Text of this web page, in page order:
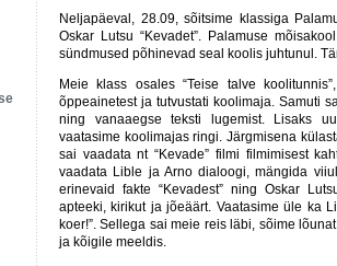
Neljapäeval, 28.09, sõitsime klassiga
Oskar Lutsu “Kevadet”. Palamuse
sündmused põhinevad seal koolis juhtunul.
Meie klass osales “Teise talve
õppeainetest ja tutvustati koolimaja. Samuti
ning vanaaegse teksti lugemist. Lisaks
vaatasime koolimajas ringi. Järgmisena
sai vaadata nt “Kevade” filmi filmimisest
vaadata Lible ja Arno dialoogi, mängida
erinevaid fakte “Kevadest” ning Oskar
apteeki, kirikut ja jõeäärt. Vaatasime üle ka
koer!”. Sellega sai meie reis läbi, sõime
ja kõigile meeldis.